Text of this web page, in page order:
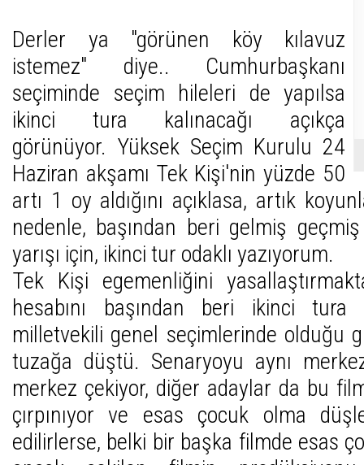
Derler ya "görünen köy kılavuz
istemez" diye.. Cumhurbaşkanı
seçiminde seçim hileleri de yapılsa
ikinci tura kalınacağı açıkça
görünüyor. Yüksek Seçim Kurulu 24
Haziran akşamı Tek Kişi'nin yüzde 50
artı 1 oy aldığını açıklasa, artık
nedenle, başından beri gelmiş
yarışı için, ikinci tur odaklı yazıyorum.
Tek Kişi egemenliğini
hesabını başından beri ikinci tura
milletvekili genel seçimlerinde olduğu
tuzağa düştü. Senaryoyu aynı
merkez çekiyor, diğer adaylar da bu
çırpınıyor ve esas çocuk olma
edilirlerse, belki bir başka filmde esas